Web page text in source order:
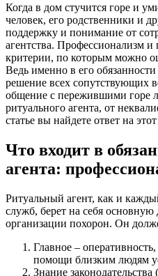
Когда в дом стучится горе и
человек, его родственники и
поддержку и понимание от
агентства. Профессионализм
критерии, по которым можно
Ведь именно в его
решение всех сопутствующих
общение с пережившими горе
ритуального агента, от
статье вы найдете ответ на
Что входит в
агента:
Ритуальный агент, как и
служб, берет на себя
организации похорон. Он
Главное –
помощи близким людям
Знание